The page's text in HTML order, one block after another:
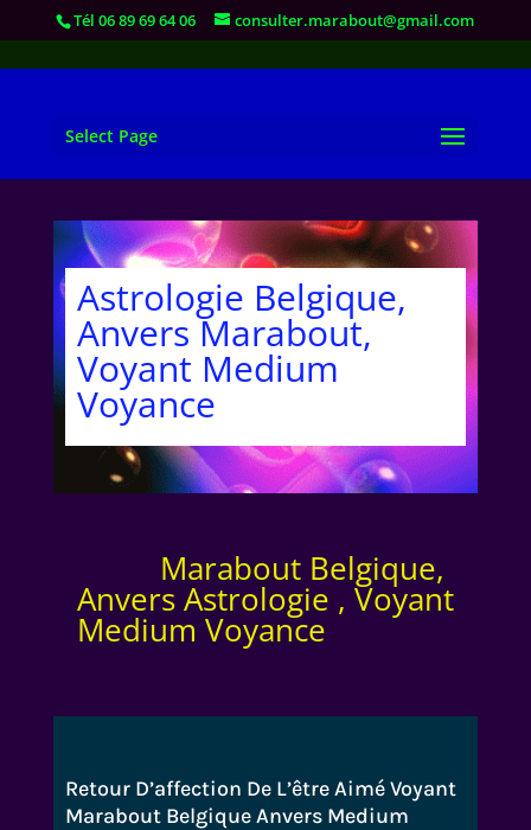
Tél 06 89 69 64 06 consulter.marabout@gmail.com
Select Page
Astrologie Belgique,
Anvers Marabout,
Voyant Medium
Voyance
Marabout Belgique,
Anvers Astrologie , Voyant
Medium Voyance
Retour D’affection De L’être Aimé Voyant
Marabout Belgique Anvers Medium